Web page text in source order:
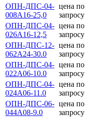
ОПН-ДПС-04-
008А16-25,0
цена по
запросу
ОПН-ДПС-04-
026А16-12,5
цена по
запросу
ОПН-ДПС-12-
062А24-30.0
цена по
запросу
ОПН-ДПС-04-
022А06-10.0
цена по
запросу
ОПН-ДПС-04-
024А06-11.0
цена по
запросу
ОПН-ДПС-06-
044А08-9.0
цена по
запросу